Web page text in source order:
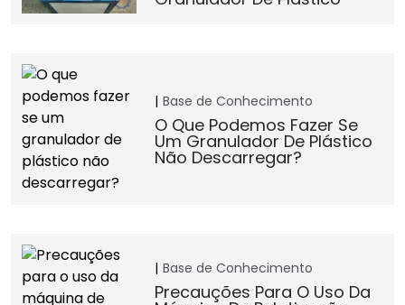
Base de Conhecimento
O Que Podemos Fazer Se
Um Granulador De Plástico
Não Descarregar?
Base de Conhecimento
Precauções Para O Uso Da